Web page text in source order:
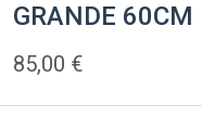
GRANDE 60CM
85,00 €